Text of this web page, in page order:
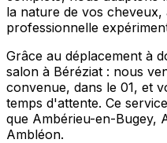
la nature de vos
professionnelle
Grâce au déplacement à
salon à Béréziat : nous
convenue, dans le 01, et
temps d'attente. Ce
que Ambérieu-en-Bugey,
Ambléon.